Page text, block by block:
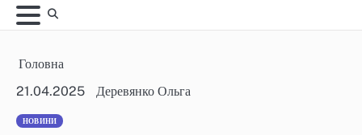
Skip
to
Головна
21.04.2025
Деревянко Ольга
НОВИНИ